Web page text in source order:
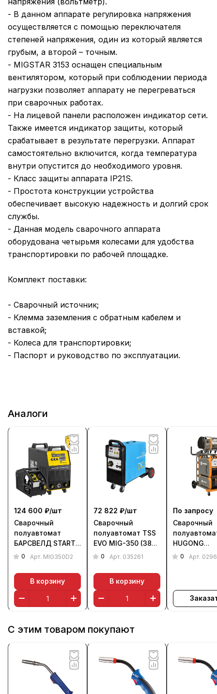
- В данном аппарате регулировка напряжения
осуществляется с помощью переключателя
степеней напряжения, один из который является
грубым, а второй – точным.
- MIGSTAR 3153 оснащен специальным
вентилятором, который при соблюдении периода
нагрузки позволяет аппарату не перегреваться
при сварочных работах.
- На лицевой панели расположен индикатор сети.
Также имеется индикатор защиты, который
срабатывает в результате перегрузки. Аппарат
самостоятельно включится, когда температура
внутри опустится до необходимого уровня.
- Класс защиты аппарата IP21S.
- Простота конструкции устройства
обеспечивает высокую надежность и долгий срок
службы.
- Данная модель сварочного аппарата
оборудована четырьмя колесами для удобства
транспортировки по рабочей площадке.
Комплект поставки:
- Сварочный источник;
- Клемма заземления с обратным кабелем и
вставкой;
- Колеса для транспортировки;
- Паспорт и руководство по эксплуатации.
Аналоги
124 600 ₽/шт
Сварочный
полуавтомат
БАРСВЕЛД START
MIG-350 D2 (380 В)
0 Арт. MIG350D2
В корзину
72 822 ₽/шт
Сварочный
полуавтомат TSS
EVO MIG-350 (380
В) 0 Арт. 035261
В корзину
По запросу
Сварочный
HUGONG
0 Арт.
С этим товаром покупают